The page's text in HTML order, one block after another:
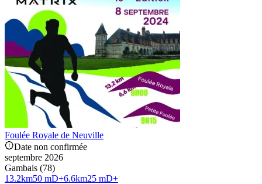
Foulée Royale de Neuville
Date non confirmée
septembre 2026
Gambais (78)
13.2km50 mD+6.6km25 mD+